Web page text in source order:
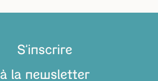
S'inscrire
à la newsletter